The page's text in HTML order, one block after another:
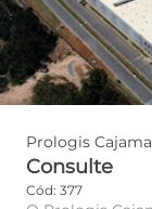
Prologis
Consulte
Cód: 377